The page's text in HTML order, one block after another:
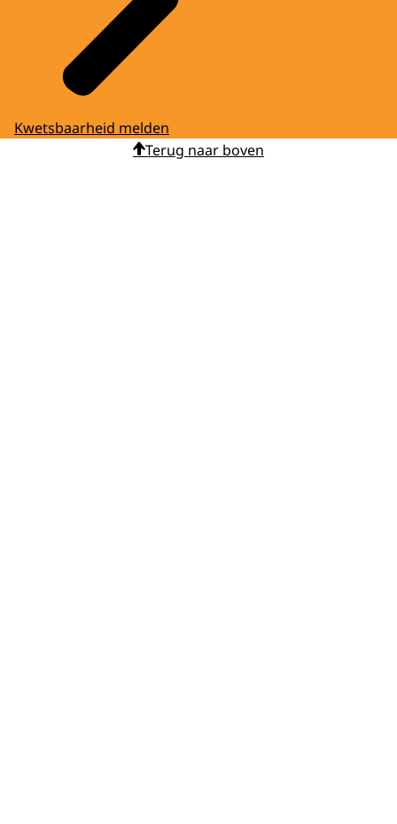
Kwetsbaarheid melden
Terug naar boven